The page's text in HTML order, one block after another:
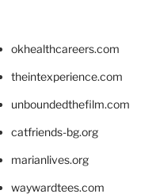
okhealthcareers.com
theintexperience.com
unboundedthefilm.com
catfriends-bg.org
marianlives.org
waywardtees.com